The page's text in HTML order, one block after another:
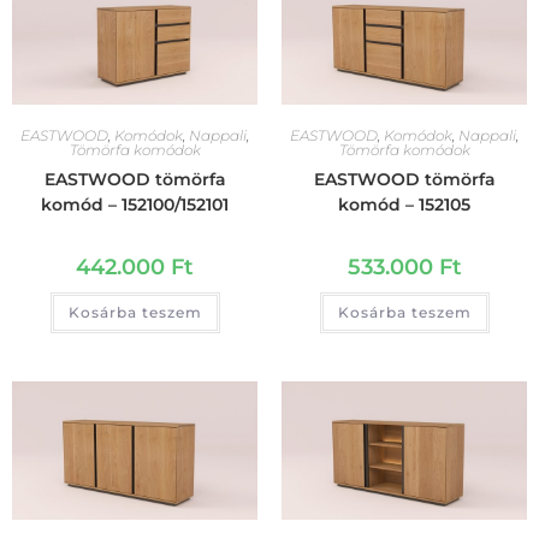
EASTWOOD Komódok Nappali
Tömörfa komódok
EASTWOOD tömörfa
komód – 152100/152101
442.000 Ft
Kosárba teszem
EASTWOOD Komódok Nappali
Tömörfa komódok
EASTWOOD tömörfa
komód – 152105
533.000 Ft
Kosárba teszem